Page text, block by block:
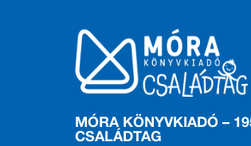
MÓRA KÖNYVKIADÓ –
CSALÁDTAG